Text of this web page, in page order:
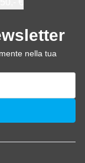
nella tua